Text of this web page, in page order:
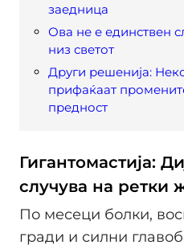
заедница
Ова не е единствен
низ светот
Други решенија:
прифаќаат
предност
Гигантомастија:
случува на ретки
По месеци болки,
гради и силни